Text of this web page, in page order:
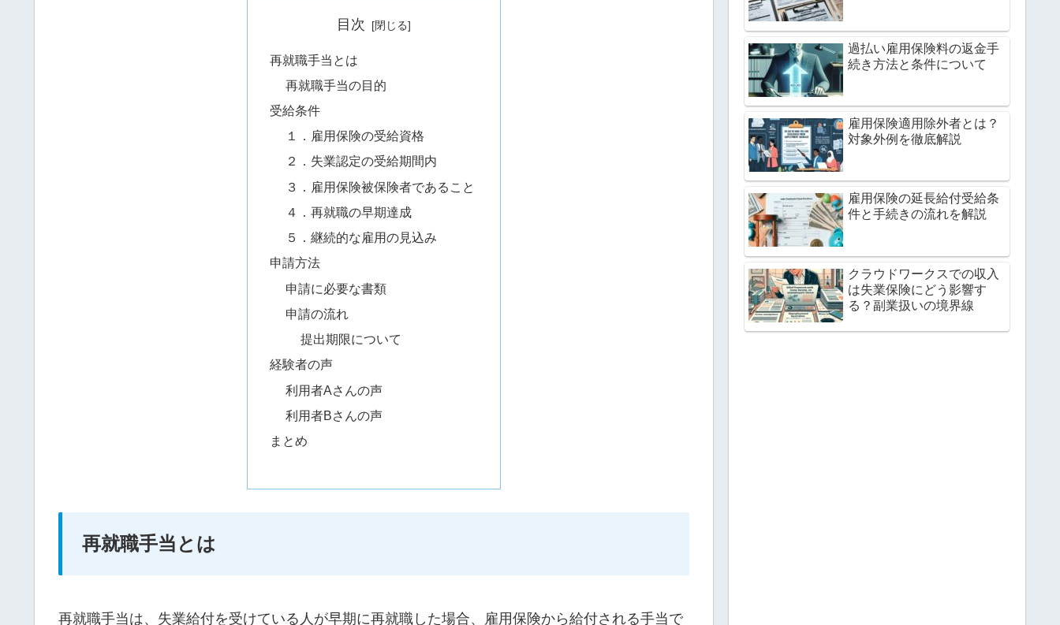
目次
再就職手当とは
再就職手当の目的
受給条件
１．雇用保険の受給資格
２．失業認定の受給期間内
３．雇用保険被保険者であること
４．再就職の早期達成
５．継続的な雇用の見込み
申請方法
申請に必要な書類
申請の流れ
提出期限について
経験者の声
利用者Aさんの声
利用者Bさんの声
まとめ
再就職手当とは
再就職手当は、失業給付を受けている人が早期に再就職した場合、雇用保険から給付される手当で
過払い雇用保険料の返金手
続き方法と条件について
雇用保険適用除外者とは？
対象外例を徹底解説
雇用保険の延長給付受給条
件と手続きの流れを解説
クラウドワークスでの収入
は失業保険にどう影響す
る？副業扱いの境界線